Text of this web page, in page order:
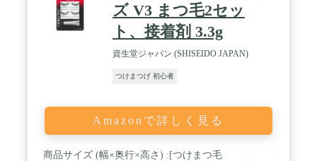
ズ V3 まつ毛2セッ
ト、接着剤 3.3g
資生堂ジャパン (SHISEIDO JAPAN)
つけまつげ 初心者
Amazonで詳しく見る
商品サイズ (幅×奥行×高さ) :[つけまつ毛